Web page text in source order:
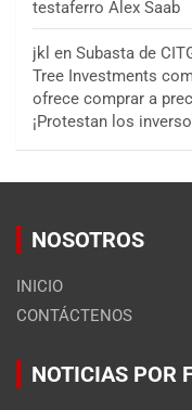
testaferro Alex Saab
jkl en Subasta de
Tree Investments
ofrece comprar a
¡Protestan los
NOSOTROS
INICIO
CONTÁCTENOS
NOTICIAS POR